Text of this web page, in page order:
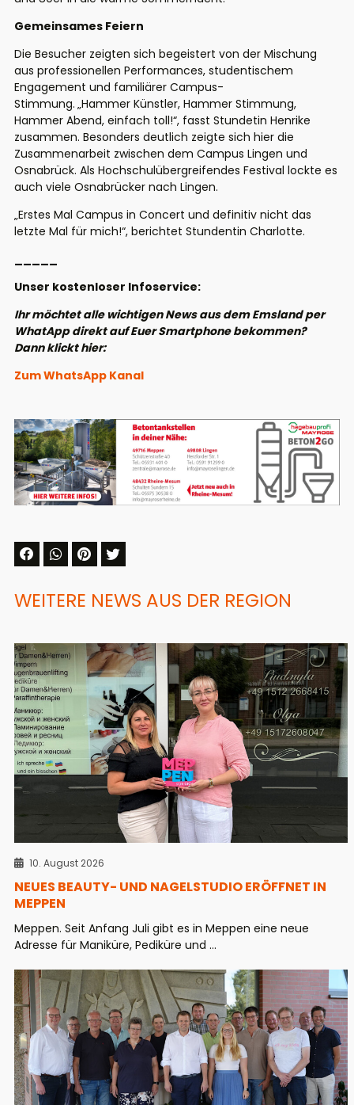
Gemeinsames Feiern
Die Besucher zeigten sich begeistert von der Mischung
aus professionellen Performances, studentischem
Engagement und familiärer Campus-
Stimmung. „Hammer Künstler, Hammer Stimmung,
Hammer Abend, einfach toll!“, fasst Stundetin Henrike
zusammen. Besonders deutlich zeigte sich hier die
Zusammenarbeit zwischen dem Campus Lingen und
Osnabrück. Als Hochschulübergreifendes Festival lockte es
auch viele Osnabrücker nach Lingen.
„Erstes Mal Campus in Concert und definitiv nicht das
letzte Mal für mich!“, berichtet Stundentin Charlotte.
Unser kostenloser Infoservice:
Ihr möchtet alle wichtigen News aus dem Emsland per
WhatApp direkt auf Euer Smartphone bekommen?
Dann klickt hier:
Zum WhatsApp Kanal
WEITERE NEWS AUS DER REGION
10. August 2026
NEUES BEAUTY- UND NAGELSTUDIO ERÖFFNET IN
MEPPEN
Meppen. Seit Anfang Juli gibt es in Meppen eine neue
Adresse für Maniküre, Pediküre und ...